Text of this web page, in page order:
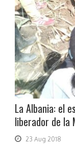
La Albania: el
liberador de la
23 Aug 2018